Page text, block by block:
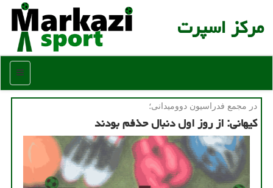
مركز اسپرت
منو
در مجمع فدراسیون دوومیدانی؛
كیهانی: از روز اول دنبال حذفم بودند